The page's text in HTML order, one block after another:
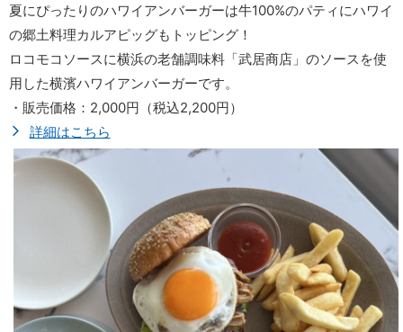
夏にぴったりのハワイアンバーガーは牛100%のパティにハワイ
の郷土料理カルアピッグもトッピング！
ロコモコソースに横浜の老舗調味料「武居商店」のソースを使
用した横濱ハワイアンバーガーです。
・販売価格：2,000円（税込2,200円）
詳細はこちら